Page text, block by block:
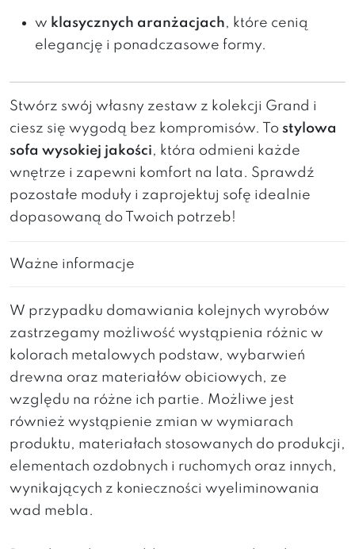
w klasycznych aranżacjach, które cenią
elegancję i ponadczasowe formy.
Stwórz swój własny zestaw z kolekcji Grand i
ciesz się wygodą bez kompromisów. To stylowa
sofa wysokiej jakości, która odmieni każde
wnętrze i zapewni komfort na lata. Sprawdź
pozostałe moduły i zaprojektuj sofę idealnie
dopasowaną do Twoich potrzeb!
Ważne informacje
W przypadku domawiania kolejnych wyrobów
zastrzegamy możliwość wystąpienia różnic w
kolorach metalowych podstaw, wybarwień
drewna oraz materiałów obiciowych, ze
względu na różne ich partie. Możliwe jest
również wystąpienie zmian w wymiarach
produktu, materiałach stosowanych do produkcji,
elementach ozdobnych i ruchomych oraz innych,
wynikających z konieczności wyeliminowania
wad mebla.